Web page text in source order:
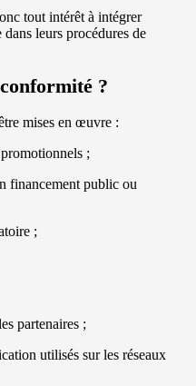
tout intérêt à intégrer
leurs procédures de
?
mises en œuvre :
promotionnels ;
financement public ou
;
partenaires ;
utilisés sur les réseaux